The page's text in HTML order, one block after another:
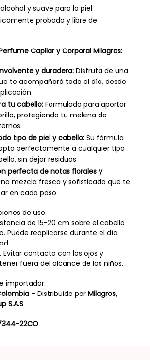
y suave para la piel.
probado y libre de
Capilar y Corporal Milagros:
y duradera:Disfruta de una
te acompañará todo el día, desde
tu cabello:Formulado para aportar
protegiendo tu melena de
tipo de piel y cabello:Su fórmula
perfectamente a cualquier tipo
sin dejar residuos.
perfecta de notas florales y
mezcla fresca y sofisticada que te
en cada paso.
de uso:
de 15-20 cm sobre el cabello
Puede reaplicarse durante el día
Evitar contacto con los ojos y
fuera del alcance de los niños.
importador:
– Distribuido por Milagros,
S.A.S
22CO